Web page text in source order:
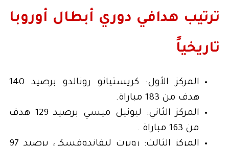
ترتيب هدافي دوري أبطال أوروبا
تاريخياً
المركز الأول: كريستيانو رونالدو برصيد 140
هدف من 183 مباراة.
المركز الثاني: ليونيل ميسي برصيد 129 هدف
من 163 مباراة .